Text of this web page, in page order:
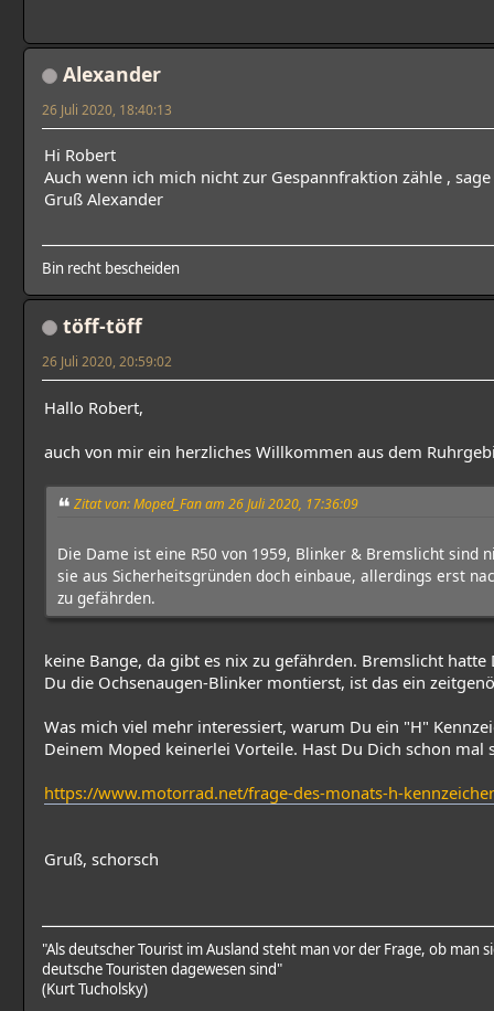
Alexander
26 Juli 2020, 18:40:13
Hi Robert
Auch wenn ich mich nicht zur Gespannfraktion zähle ,
Gruß Alexander
Bin recht bescheiden
töff-töff
26 Juli 2020, 20:59:02
Hallo Robert,
auch von mir ein herzliches Willkommen aus dem
Zitat von: Moped_Fan am 26 Juli 2020, 17:36:09
Die Dame ist eine R50 von 1959, Blinker & Bremslicht sind
sie aus Sicherheitsgründen doch einbaue, allerdings erst
zu gefährden.
keine Bange, da gibt es nix zu gefährden. Bremslicht
Du die Ochsenaugen-Blinker montierst, ist das ein
Was mich viel mehr interessiert, warum Du ein "H"
Deinem Moped keinerlei Vorteile. Hast Du Dich schon mal
https://www.motorrad.net/frage-des-monats-h-
Gruß, schorsch
"Als deutscher Tourist im Ausland steht man vor der Frage, ob man
deutsche Touristen dagewesen sind"
(Kurt Tucholsky)